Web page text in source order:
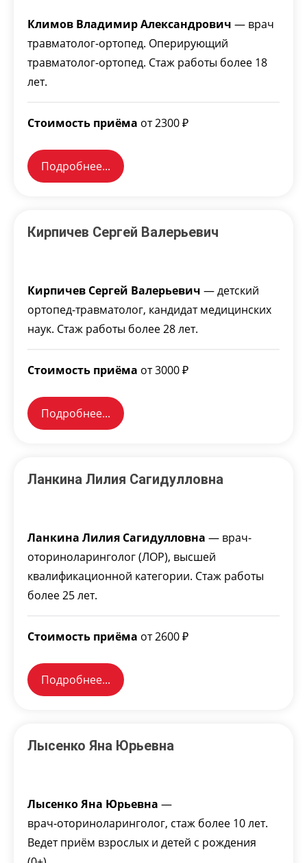
Климов Владимир Александрович — врач
травматолог-ортопед. Оперирующий
травматолог-ортопед. Стаж работы более 18
лет.
Стоимость приёма от 2300 ₽
Подробнее...
Кирпичев Сергей Валерьевич
Кирпичев Сергей Валерьевич — детский
ортопед-травматолог, кандидат медицинских
наук. Стаж работы более 28 лет.
Стоимость приёма от 3000 ₽
Подробнее...
Ланкина Лилия Сагидулловна
Ланкина Лилия Сагидулловна — врач-
оториноларинголог (ЛОР), высшей
квалификационной категории. Стаж работы
более 25 лет.
Стоимость приёма от 2600 ₽
Подробнее...
Лысенко Яна Юрьевна
Лысенко Яна Юрьевна —
врач‑оториноларинголог, стаж более 10 лет.
Ведет приём взрослых и детей с рождения